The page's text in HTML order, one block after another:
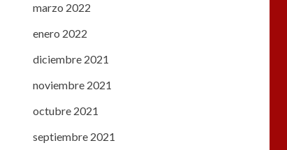
marzo 2022
enero 2022
diciembre 2021
noviembre 2021
octubre 2021
septiembre 2021